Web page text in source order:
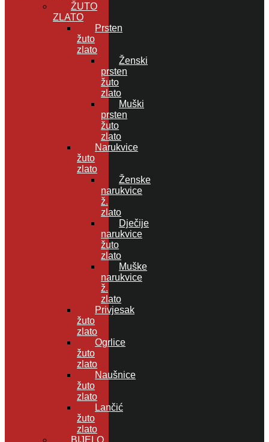
ŽUTO
ZLATO
Prsten
žuto
zlato
Ženski
prsten
žuto
zlato
Muški
prsten
žuto
zlato
Narukvice
žuto
zlato
Ženske
narukvice
ž.
zlato
Dječije
narukvice
žuto
zlato
Muške
narukvice
ž.
zlato
Privjesak
žuto
zlato
Ogrlice
žuto
zlato
Naušnice
žuto
zlato
Lančić
žuto
zlato
BIJELO